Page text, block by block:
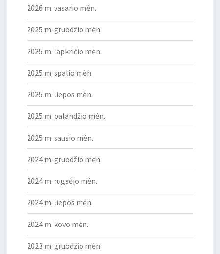
2026 m. vasario mėn.
2025 m. gruodžio mėn.
2025 m. lapkričio mėn.
2025 m. spalio mėn.
2025 m. liepos mėn.
2025 m. balandžio mėn.
2025 m. sausio mėn.
2024 m. gruodžio mėn.
2024 m. rugsėjo mėn.
2024 m. liepos mėn.
2024 m. kovo mėn.
2023 m. gruodžio mėn.